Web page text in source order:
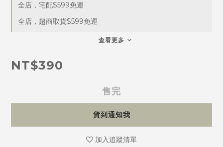
全店，宅配$599免運
全店，超商取貨$599免運
查看更多
NT$390
售完
貨到通知我
加入追蹤清單